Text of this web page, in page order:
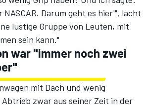
NASCAR. Darum geht es hier'", lacht
lustige Gruppe von Leuten, mit
sein kann."
war "immer noch zwei
mit Dach und wenig
zwar aus seiner Zeit in der